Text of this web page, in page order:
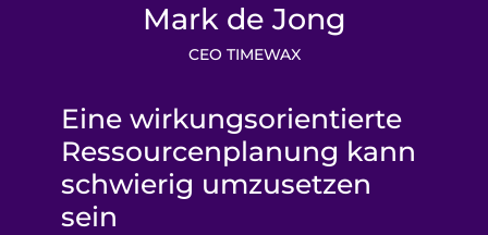
Eine wirkungsorientierte
Ressourcenplanung kann
schwierig umzusetzen
sein
Mark de Jong
CEO TIMEWAX